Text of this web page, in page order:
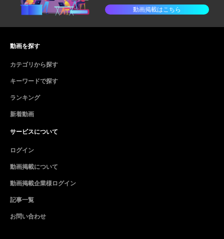
動画掲載はこちら
動画を探す
カテゴリから探す
キーワードで探す
ランキング
新着動画
サービスについて
ログイン
動画掲載について
動画掲載企業様ログイン
記事一覧
お問い合わせ